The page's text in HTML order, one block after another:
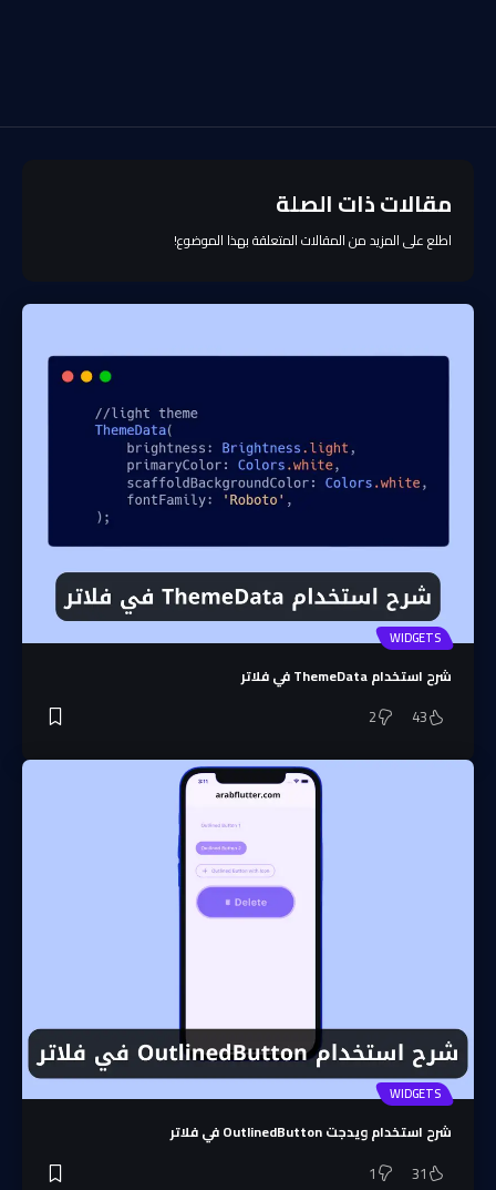
مقالات ذات الصلة
اطلع على المزيد من المقالات المتعلقة بهذا الموضوع!
WIDGETS
شرح استخدام ThemeData في فلاتر
43
2
WIDGETS
شرح استخدام ويدجت OutlinedButton في فلاتر
31
1